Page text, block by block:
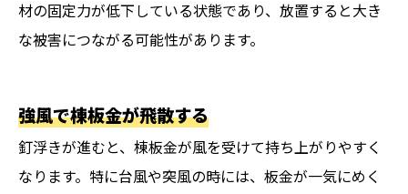
材の固定力が低下している状態であり、放置すると大き
な被害につながる可能性があります。
強風で棟板金が飛散する
釘浮きが進むと、棟板金が風を受けて持ち上がりやすく
なります。特に台風や突風の時には、板金が一気にめく